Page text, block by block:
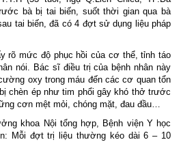
bà bị tai biến, suốt thời gian qua bà
tai biến, đã có 4 đợt sử dụng liệu pháp
rõ mức độ phục hồi của cơ thể, tỉnh táo
nói. Bác sĩ điều trị của bệnh nhân này
oxy trong máu đến các cơ quan tổn
chèn ép như tim phổi gây khó thở trước
cơn mệt mỏi, chóng mặt, đau đầu…
khoa Nội tổng hợp, Bệnh viện Y học
Mỗi đợt trị liệu thường kéo dài 6 – 10